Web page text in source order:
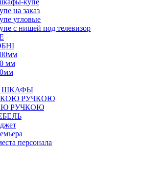
купе
на заказ
угловые
с нишей под телевизор
мм
ШКАФЫ
РУЧКОЮ
РУЧКОЮ
персонала